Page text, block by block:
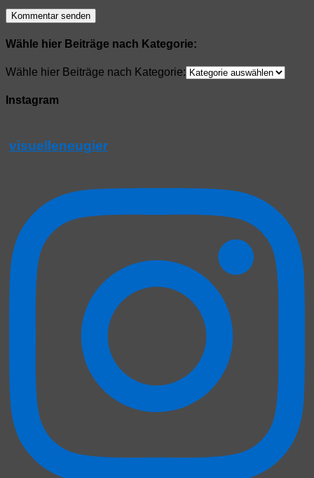
Wähle hier Beiträge nach Kategorie:
Wähle hier Beiträge nach Kategorie:
Instagram
visuelleneugier